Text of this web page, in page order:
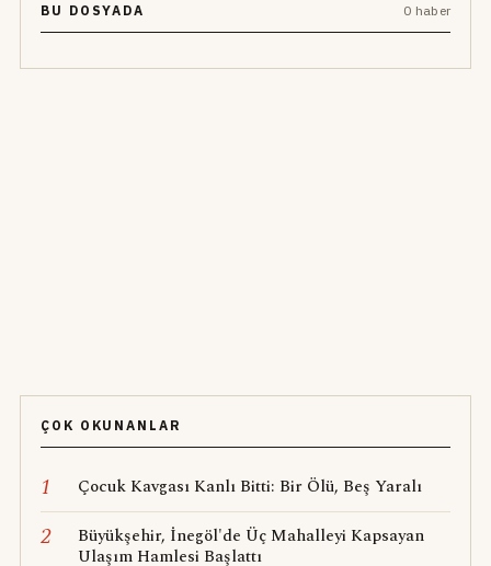
BU DOSYADA 0 haber
ÇOK OKUNANLAR
1 Çocuk Kavgası Kanlı Bitti: Bir Ölü, Beş Yaralı
2
Büyükşehir, İnegöl'de Üç Mahalleyi Kapsayan
Ulaşım Hamlesi Başlattı